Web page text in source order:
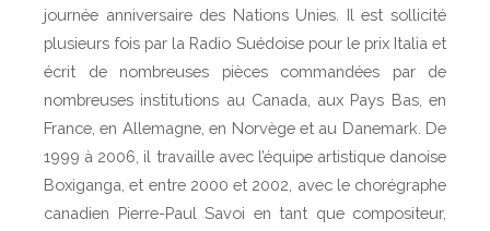
journée anniversaire des Nations Unies. Il est sollicité
plusieurs fois par la Radio Suédoise pour le prix Italia et
écrit de nombreuses pièces commandées par de
nombreuses institutions au Canada, aux Pays Bas, en
France, en Allemagne, en Norvège et au Danemark. De
1999 à 2006, il travaille avec l’équipe artistique danoise
Boxiganga, et entre 2000 et 2002, avec le chorégraphe
canadien Pierre-Paul Savoi en tant que compositeur,